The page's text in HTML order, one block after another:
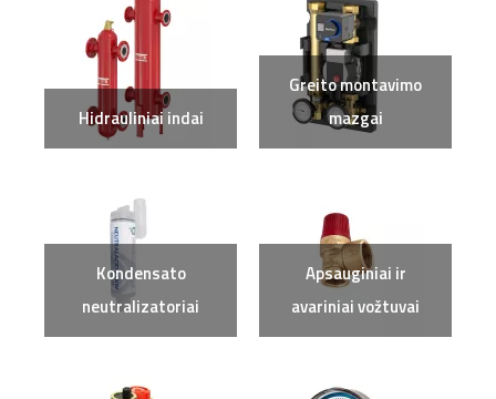
Hidrauliniai indai
Greito montavimo
mazgai
Kondensato
neutralizatoriai
Apsauginiai ir
avariniai vožtuvai